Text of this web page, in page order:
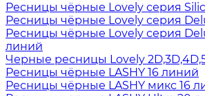
Ресницы чёрные Lovely серия
Ресницы чёрные Lovely серия
Ресницы чёрные Lovely серия
линий
Черные ресницы Lovely
Ресницы чёрные LASHY 16 линий
Ресницы чёрные LASHY микс 16